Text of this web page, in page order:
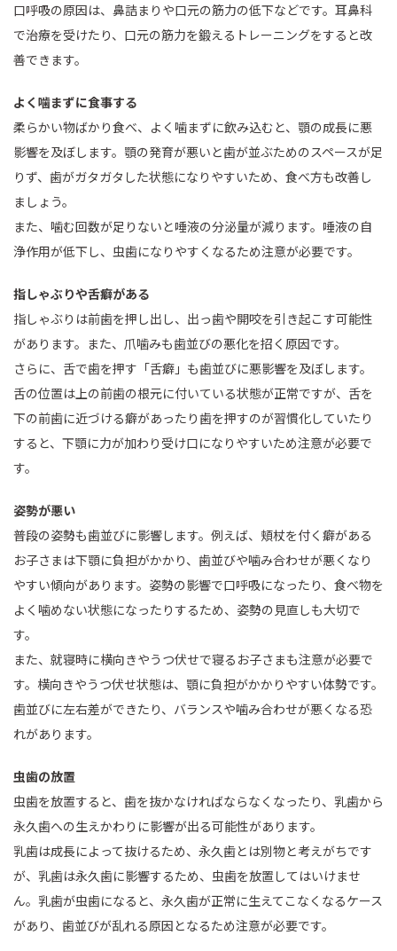
口呼吸の原因は、鼻詰まりや口元の筋力の低下などです。耳鼻科
で治療を受けたり、口元の筋力を鍛えるトレーニングをすると改
善できます。
よく噛まずに食事する
柔らかい物ばかり食べ、よく噛まずに飲み込むと、顎の成長に悪
影響を及ぼします。顎の発育が悪いと歯が並ぶためのスペースが足
りず、歯がガタガタした状態になりやすいため、食べ方も改善し
ましょう。
また、噛む回数が足りないと唾液の分泌量が減ります。唾液の自
浄作用が低下し、虫歯になりやすくなるため注意が必要です。
指しゃぶりや舌癖がある
指しゃぶりは前歯を押し出し、出っ歯や開咬を引き起こす可能性
があります。また、爪噛みも歯並びの悪化を招く原因です。
さらに、舌で歯を押す「舌癖」も歯並びに悪影響を及ぼします。
舌の位置は上の前歯の根元に付いている状態が正常ですが、舌を
下の前歯に近づける癖があったり歯を押すのが習慣化していたり
すると、下顎に力が加わり受け口になりやすいため注意が必要で
す。
姿勢が悪い
普段の姿勢も歯並びに影響します。例えば、頬杖を付く癖がある
お子さまは下顎に負担がかかり、歯並びや噛み合わせが悪くなり
やすい傾向があります。姿勢の影響で口呼吸になったり、食べ物を
よく噛めない状態になったりするため、姿勢の見直しも大切で
す。
また、就寝時に横向きやうつ伏せで寝るお子さまも注意が必要で
す。横向きやうつ伏せ状態は、顎に負担がかかりやすい体勢です。
歯並びに左右差ができたり、バランスや噛み合わせが悪くなる恐
れがあります。
虫歯の放置
虫歯を放置すると、歯を抜かなければならなくなったり、乳歯から
永久歯への生えかわりに影響が出る可能性があります。
乳歯は成長によって抜けるため、永久歯とは別物と考えがちです
が、乳歯は永久歯に影響するため、虫歯を放置してはいけませ
ん。乳歯が虫歯になると、永久歯が正常に生えてこなくなるケース
があり、歯並びが乱れる原因となるため注意が必要です。